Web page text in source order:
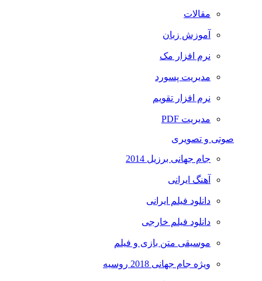
مقالات
آموزش زبان
نرم افزار مک
مدیریت پسورد
نرم افزار تقویم
مدیریت PDF
صوتی و تصویری
جام جهانی برزیل 2014
آهنگ ایرانی
دانلود فیلم ایرانی
دانلود فیلم خارجی
موسیقی متن بازی و فیلم
ویژه جام جهانی 2018 روسیه